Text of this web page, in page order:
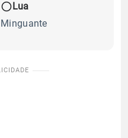
Lua
Minguante